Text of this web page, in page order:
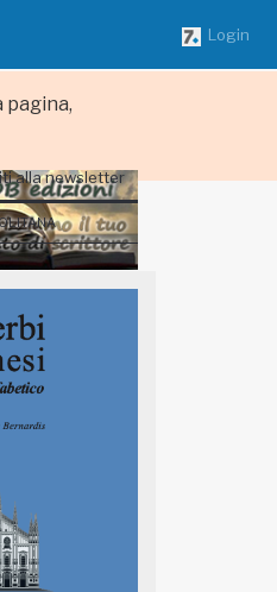
Login
alla newsletter